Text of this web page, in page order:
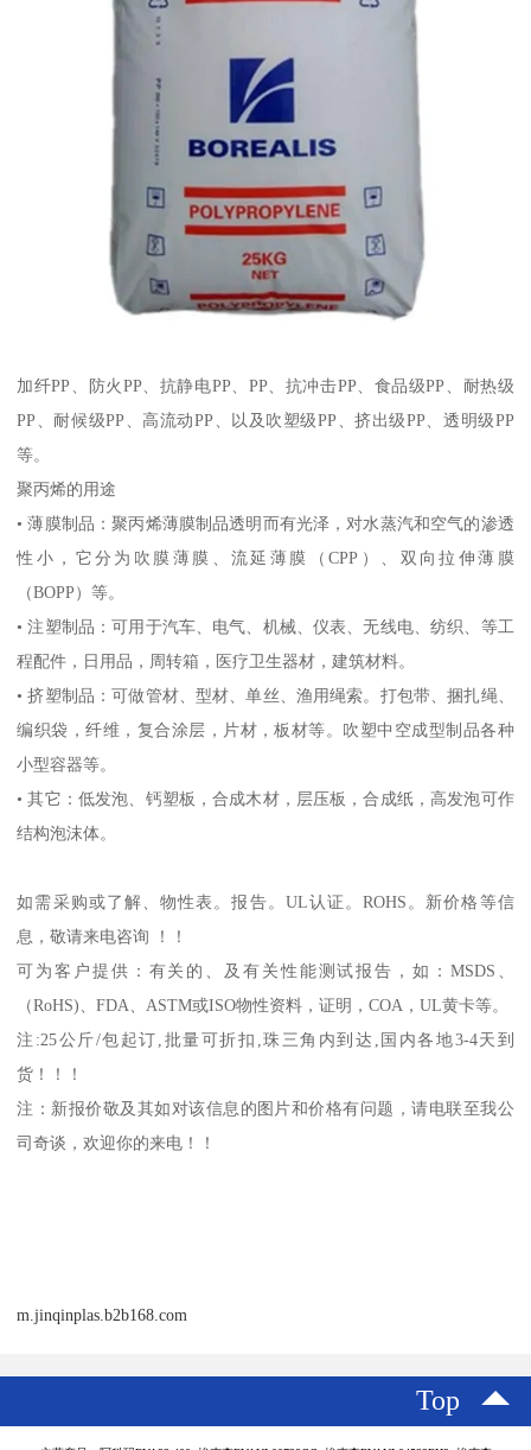
加纤PP 、防火 PP 、抗静电PP PP 、抗冲击PP 、食品级PP 、耐热级
PP 、耐候级PP 、高流动PP 、以及吹塑级PP 、挤出级PP 、透明级PP
等。
聚丙烯的用途
•薄膜制品：聚丙烯薄膜制品透明而有光泽，对水蒸汽和空气的渗透
性小，它分为吹膜薄膜、流延薄膜（CPP ）、双向拉伸薄膜
（BOPP ）等。
•注塑制品：可用于汽车、电气、机械、仪表、无线电、纺织、等工
程配件，日用品，周转箱，医疗卫生器材，建筑材料。
•挤塑制品：可做管材、型材、单丝、渔用绳索。打包带、捆扎绳、
编织袋，纤维，复合涂层，片材，板材等。吹塑中空成型制品各种
小型容器等。
•其它：低发泡、钙塑板，合成木材，层压板，合成纸，高发泡可作
结构泡沫体。
如需采购或了解、物性表。报告。 UL认证。ROHS 。新价格等信
息，敬请来电咨询 ！！
可为客户提供：有关的、及有关性能测试报告，如： MSDS
（RoHS) 、FDA ASTM或ISO物性资料，证明，COA ，UL黄卡等。
注 :25公斤/包起订 批量可折扣 珠三角内到达 国内各地3-4天到
货！！！
注：新报价敬及其如对该信息的图片和价格有问题，请电联至我公
司奇谈，欢迎你的来电！！
m.jinqinplas.b2b168.com
Top